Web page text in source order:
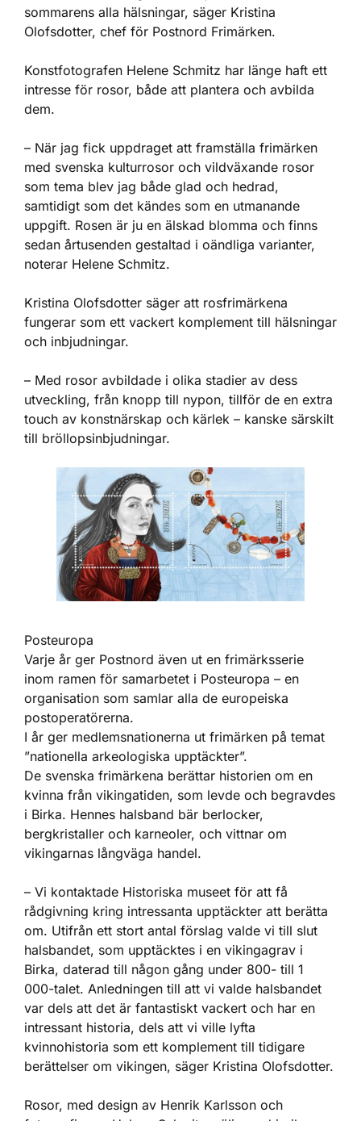
sommarens alla hälsningar, säger Kristina
Olofsdotter, chef för Postnord Frimärken.
Konstfotografen Helene Schmitz har länge haft ett
intresse för rosor, både att plantera och avbilda
dem.
– När jag fick uppdraget att framställa frimärken
med svenska kulturrosor och vildväxande rosor
som tema blev jag både glad och hedrad,
samtidigt som det kändes som en utmanande
uppgift. Rosen är ju en älskad blomma och finns
sedan årtusenden gestaltad i oändliga varianter,
noterar Helene Schmitz.
Kristina Olofsdotter säger att rosfrimärkena
fungerar som ett vackert komplement till hälsningar
och inbjudningar.
– Med rosor avbildade i olika stadier av dess
utveckling, från knopp till nypon, tillför de en extra
touch av konstnärskap och kärlek – kanske särskilt
till bröllopsinbjudningar.
Posteuropa
Varje år ger Postnord även ut en frimärksserie
inom ramen för samarbetet i Posteuropa – en
organisation som samlar alla de europeiska
postoperatörerna.
I år ger medlemsnationerna ut frimärken på temat
”nationella arkeologiska upptäckter”.
De svenska frimärkena berättar historien om en
kvinna från vikingatiden, som levde och begravdes
i Birka. Hennes halsband bär berlocker,
bergkristaller och karneoler, och vittnar om
vikingarnas långväga handel.
– Vi kontaktade Historiska museet för att få
rådgivning kring intressanta upptäckter att berätta
om. Utifrån ett stort antal förslag valde vi till slut
halsbandet, som upptäcktes i en vikingagrav i
Birka, daterad till någon gång under 800- till 1
000-talet. Anledningen till att vi valde halsbandet
var dels att det är fantastiskt vackert och har en
intressant historia, dels att vi ville lyfta
kvinnohistoria som ett komplement till tidigare
berättelser om vikingen, säger Kristina Olofsdotter.
Rosor, med design av Henrik Karlsson och